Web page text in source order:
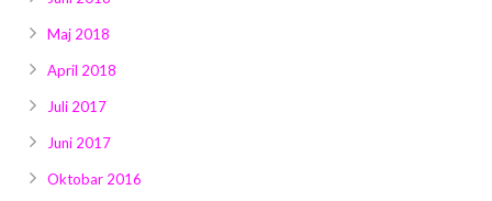
Maj 2018
April 2018
Juli 2017
Juni 2017
Oktobar 2016